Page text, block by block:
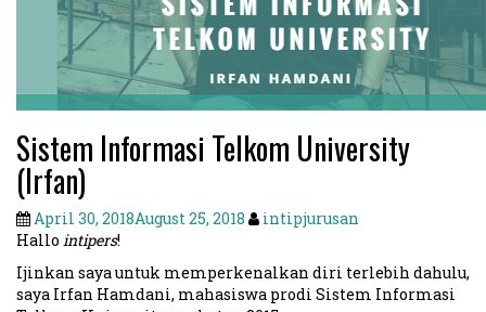
Sistem Informasi Telkom University
(Irfan)
April 30, 2018August 25, 2018
intipjurusan
Hallo intipers!
Ijinkan saya untuk memperkenalkan diri terlebih dahulu,
saya Irfan Hamdani, mahasiswa prodi Sistem Informasi